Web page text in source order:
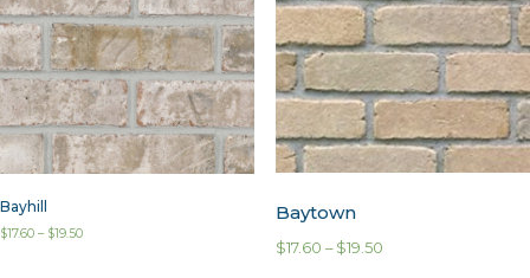
Bayhill
$17.60 – $19.50
Baytown
$17.60 – $19.50